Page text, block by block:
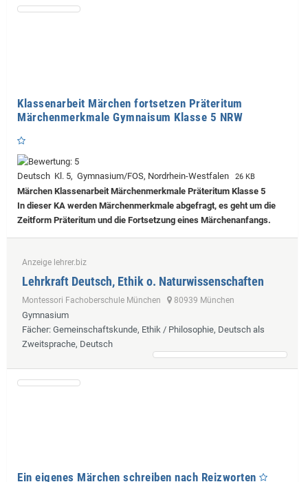
Klassenarbeit Märchen fortsetzen Präteritum
Märchenmerkmale Gymnaisum Klasse 5 NRW
Deutsch Kl. 5, Gymnasium/FOS, Nordrhein-Westfalen 26 KB
Märchen Klassenarbeit Märchenmerkmale Präteritum Klasse 5
In dieser KA werden Märchenmerkmale abgefragt, es geht um die
Zeitform Präteritum und die Fortsetzung eines Märchenanfangs.
Anzeige lehrer.biz
Lehrkraft Deutsch, Ethik o. Naturwissenschaften
Montessori Fachoberschule München 80939 München
Gymnasium
Fächer: Gemeinschaftskunde, Ethik / Philosophie, Deutsch als
Zweitsprache, Deutsch
Ein eigenes Märchen schreiben nach Reizworten